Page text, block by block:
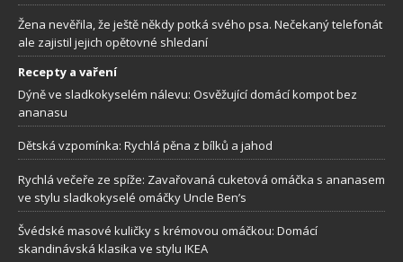
Žena nevěřila, že ještě někdy potká svého psa. Nečekaný telefonát
ale zajistil jejich opětovné shledaní
Recepty a vaření
Dýně ve sladkokyselém nálevu: Osvěžující domácí kompot bez
ananasu
Dětská vzpomínka: Rychlá pěna z bílků a jahod
Rychlá večeře ze spíže: Zavařovaná cuketová omáčka s ananasem
ve stylu sladkokyselé omáčky Uncle Ben’s
Švédské masové kuličky s krémovou omáčkou: Domácí
skandinávská klasika ve stylu IKEA